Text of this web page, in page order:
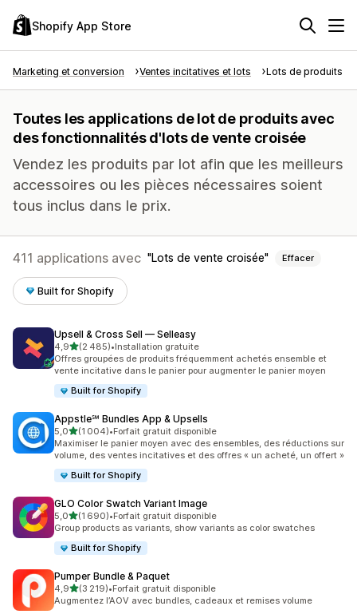
Shopify App Store
Marketing et conversion Ventes incitatives et lots Lots de produits
Toutes les applications de lot de produits avec
des fonctionnalités d'lots de vente croisée
Vendez les produits par lot afin que les meilleurs
accessoires ou les pièces nécessaires soient
tous inclus dans le prix.
411 applications avec Lots de vente croisée Effacer
Built for Shopify
Upsell & Cross Sell — Selleasy
4,9étoile(s) sur 5
(2 485)
2485 avis au total
•Installation gratuite
Offres groupées de produits fréquemment achetés ensemble et
vente incitative dans le panier pour augmenter le panier moyen
Built for Shopify
Appstle℠ Bundles App & Upsells
5,0étoile(s) sur 5
(1 004)
1004 avis au total
•Forfait gratuit disponible
Maximiser le panier moyen avec des ensembles, des réductions sur
volume, des ventes incitatives et des offres « un acheté, un offert »
Built for Shopify
GLO Color Swatch Variant Image
5,0étoile(s) sur 5
(1 690)
1690 avis au total
•Forfait gratuit disponible
Group products as variants, show variants as color swatches
Built for Shopify
Pumper Bundle & Paquet
4,9étoile(s) sur 5
(3 219)
3219 avis au total
•Forfait gratuit disponible
Augmentez l’AOV avec bundles, cadeaux et remises volume